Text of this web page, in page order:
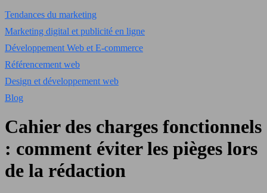
Tendances du marketing
Marketing digital et publicité en ligne
Développement Web et E-commerce
Référencement web
Design et développement web
Blog
Cahier des charges fonctionnels
: comment éviter les pièges lors
de la rédaction